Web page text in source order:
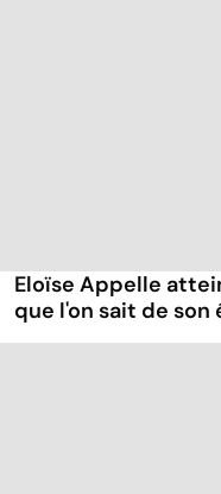
Eloïse Appelle
que l'on sait de